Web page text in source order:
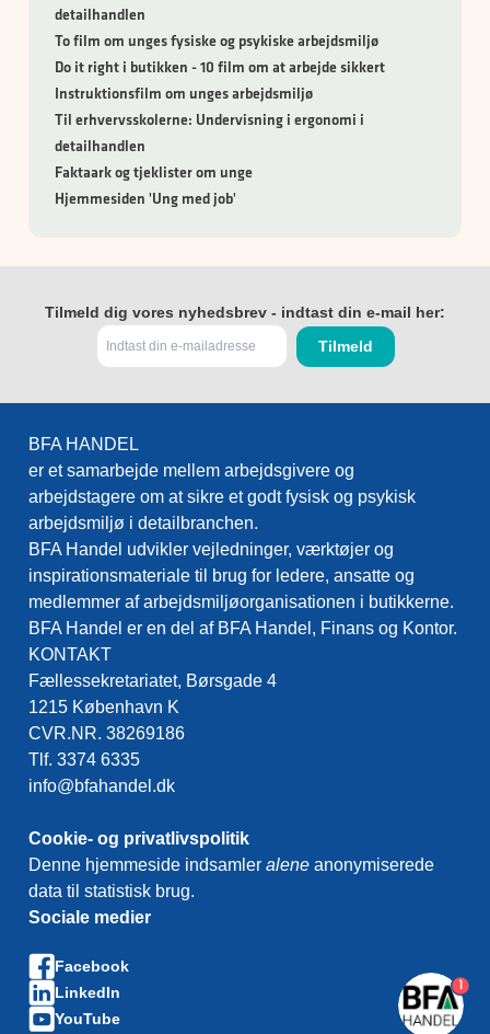
detailhandlen
To film om unges fysiske og psykiske arbejdsmiljø
Do it right i butikken - 10 film om at arbejde sikkert
Instruktionsfilm om unges arbejdsmiljø
Til erhvervsskolerne: Undervisning i ergonomi i
detailhandlen
Faktaark og tjeklister om unge
Hjemmesiden 'Ung med job'
Tilmeld dig vores nyhedsbrev - indtast din e-mail her:
BFA HANDEL
er et samarbejde mellem arbejdsgivere og
arbejdstagere om at sikre et godt fysisk og psykisk
arbejdsmiljø i detailbranchen.
BFA Handel udvikler vejledninger, værktøjer og
inspirationsmateriale til brug for ledere, ansatte og
medlemmer af arbejdsmiljøorganisationen i butikkerne.
BFA Handel er en del af BFA Handel, Finans og Kontor.
KONTAKT
Fællessekretariatet, Børsgade 4
1215 København K
CVR.NR. 38269186
Tlf. 3374 6335
info@bfahandel.dk
Cookie- og privatlivspolitik
Denne hjemmeside indsamler alene anonymiserede
data til statistisk brug.
Sociale medier
Facebook
LinkedIn
YouTube
1